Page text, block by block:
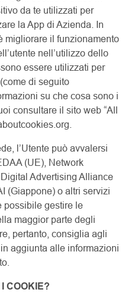
da te utilizzati per
la App di Azienda. In
migliorare il funzionamento
nell’utilizzo dello
essere utilizzati per
di seguito
su che cosa sono i
consultare il sito web “All
l’Utente può avvalersi
(UE), Network
Advertising Alliance
(Giappone) o altri servizi
possibile gestire le
maggior parte degli
pertanto, consiglia agli
aggiunta alle informazioni
COOKIE?